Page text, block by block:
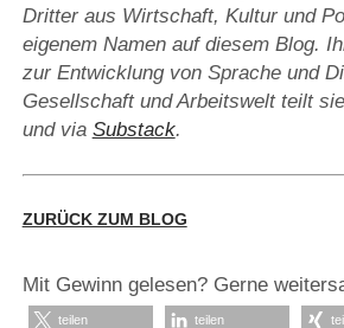
Dritter aus Wirtschaft, Kultur und
eigenem Namen auf diesem Blog.
zur Entwicklung von Sprache und
Gesellschaft und Arbeitswelt teilt
und via Substack.
ZURÜCK ZUM BLOG
Mit Gewinn gelesen? Gerne
teilen teilen